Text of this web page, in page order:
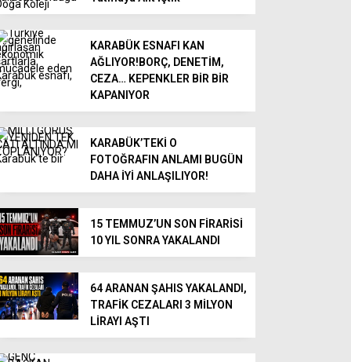
KARABÜK ESNAFI KAN
AĞLIYOR!BORÇ, DENETİM,
CEZA… KEPENKLER BİR BİR
KAPANIYOR
KARABÜK’TEKİ O
FOTOĞRAFIN ANLAMI BUGÜN
DAHA İYİ ANLAŞILIYOR!
15 TEMMUZ’UN SON FİRARİSİ
10 YIL SONRA YAKALANDI
64 ARANAN ŞAHIS YAKALANDI,
TRAFİK CEZALARI 3 MİLYON
LİRAYI AŞTI